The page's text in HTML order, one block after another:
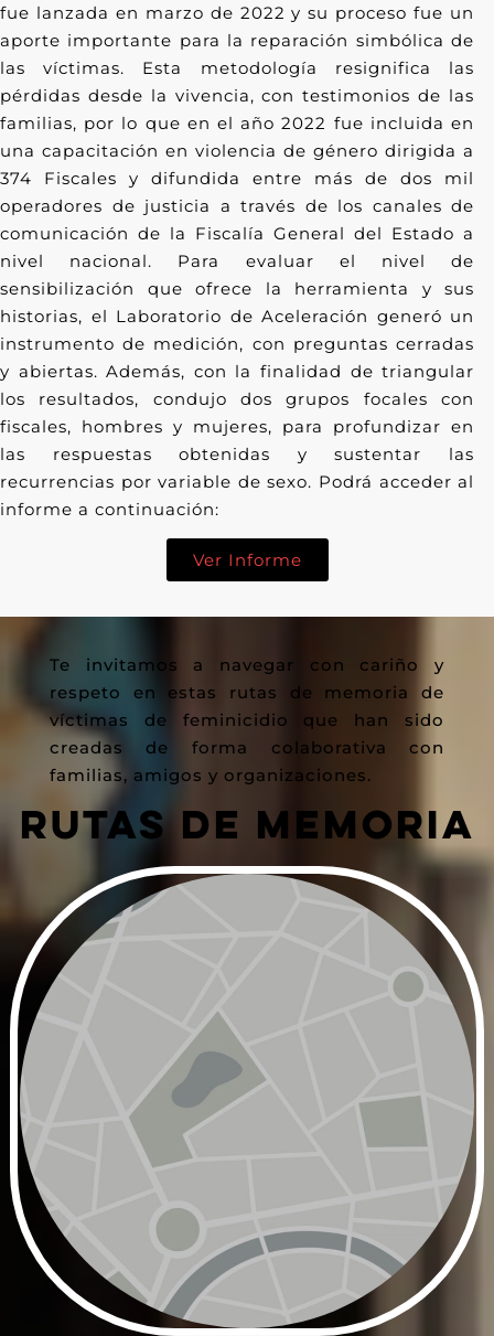
fue lanzada en marzo de 2022 y su proceso fue un
aporte importante para la reparación simbólica de
las víctimas. Esta metodología resignifica las
pérdidas desde la vivencia, con testimonios de las
familias, por lo que en el año 2022 fue incluida en
una capacitación en violencia de género dirigida a
374 Fiscales y difundida entre más de dos mil
operadores de justicia a través de los canales de
comunicación de la Fiscalía General del Estado a
nivel nacional. Para evaluar el nivel de
sensibilización que ofrece la herramienta y sus
historias, el Laboratorio de Aceleración generó un
instrumento de medición, con preguntas cerradas
y abiertas. Además, con la finalidad de triangular
los resultados, condujo dos grupos focales con
fiscales, hombres y mujeres, para profundizar en
las respuestas obtenidas y sustentar las
recurrencias por variable de sexo. Podrá acceder al
informe a continuación:
Ver Informe
Te invitamos a navegar con cariño y
respeto en estas rutas de memoria de
víctimas de feminicidio que han sido
creadas de forma colaborativa con
familias, amigos y organizaciones.
RUTAS DE MEMORIA